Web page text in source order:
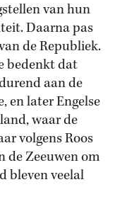
van hun
Daarna pas
de Republiek.
bedenkt dat
aan de
en later Engelse
waar de
volgens Roos
de Zeeuwen om
bleven veelal